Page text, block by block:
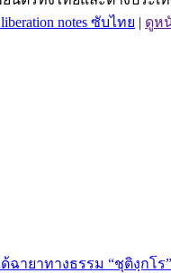
notes ซับไทย | ดูห
ฉายาทางธรรม “ชุติงฺกโร